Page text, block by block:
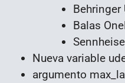
Behringer
Balas
Nueva variable
argumento